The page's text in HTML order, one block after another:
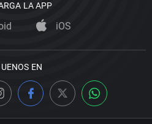
LA APP
iOS
EN